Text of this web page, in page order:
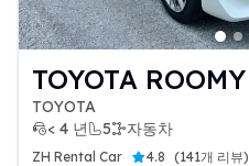
TOYOTA ROOMY
TOYOTA
< 4 년
5 자동차
보험 1종 포함
ZH Rental Car 4.8 (141개 리뷰)